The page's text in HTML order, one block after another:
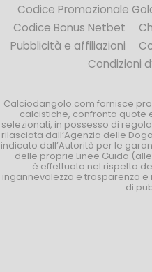
Codice Promozionale
Codice Bonus Netbet
Pubblicità e affiliazioni
Condizioni
Calciodangolo.com fornisce
calcistiche, confronta quote
selezionati, in possesso di
rilasciata dall’Agenzia delle
indicato dall’Autorità per le
delle proprie Linee Guida
è effettuato nel rispetto
ingannevolezza e trasparenza
di